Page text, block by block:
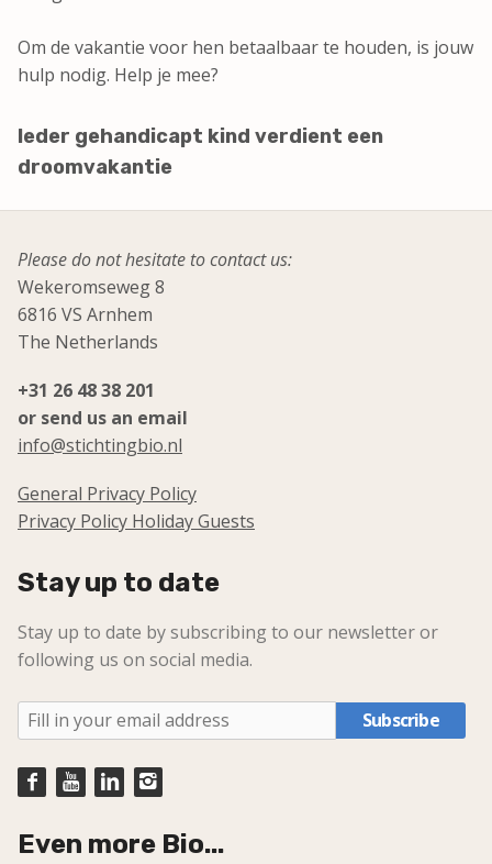
Om de vakantie voor hen betaalbaar te houden, is jouw
hulp nodig. Help je mee?
Ieder gehandicapt kind verdient een
droomvakantie
Please do not hesitate to contact us:
Wekeromseweg 8
6816 VS Arnhem
The Netherlands
+31 26 48 38 201
or send us an email
info@stichtingbio.nl
General Privacy Policy
Privacy Policy Holiday Guests
Stay up to date
Stay up to date by subscribing to our newsletter or
following us on social media.
Subscribe
Even more Bio...